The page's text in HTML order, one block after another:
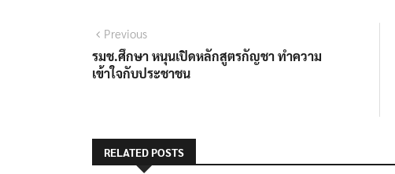
Previous
รมช.ศึกษา หนุนเปิดหลักสูตรกัญชา ทำความ
เข้าใจกับประชาชน
RELATED POSTS